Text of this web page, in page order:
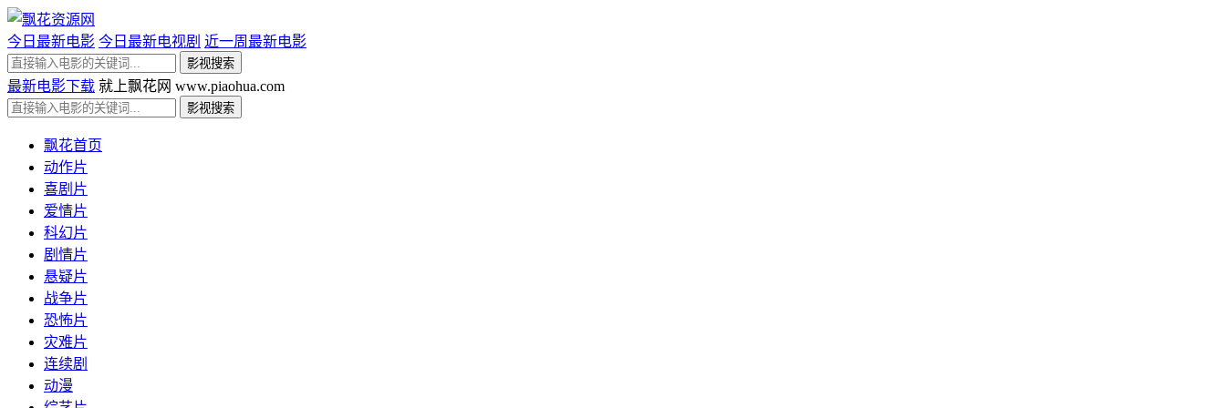
今日最新电影 今日最新电视剧 近一周最新电影
最新电影下载 就上飘花网 www.piaohua.com
飘花首页
动作片
喜剧片
爱情片
科幻片
剧情片
悬疑片
战争片
恐怖片
灾难片
连续剧
动漫